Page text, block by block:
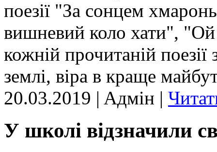
поезії "За сонцем
вишневий коло хати",
кожній прочитаній
землі, віра в краще
20.03.2019 | Aдмін |
У школі відзначили